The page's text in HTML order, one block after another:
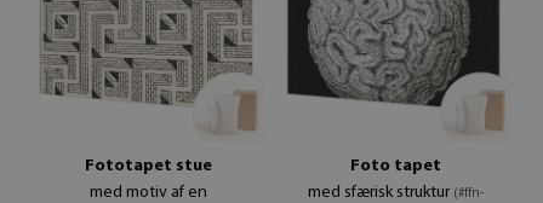
Fototapet stue
med motiv af en
Foto tapet
med sfærisk struktur (#ffn-